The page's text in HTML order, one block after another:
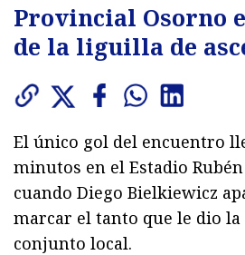
Provincial Osorno
de la liguilla de
El único gol del encuentro
minutos en el Estadio
cuando Diego Bielkiewicz
marcar el tanto que le dio la
conjunto local.